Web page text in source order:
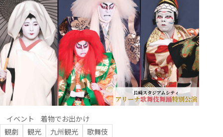
イベント
着物でお出かけ
観劇
観光 九州観光 歌舞伎